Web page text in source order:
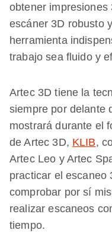
obtener impresiones
escáner 3D robusto
herramienta
trabajo sea fluido y
Artec 3D tiene la
siempre por delante
mostrará durante el
de Artec 3D, KLIB,
Artec Leo y Artec
practicar el escaneo
comprobar por sí
realizar escaneos
tiempo.